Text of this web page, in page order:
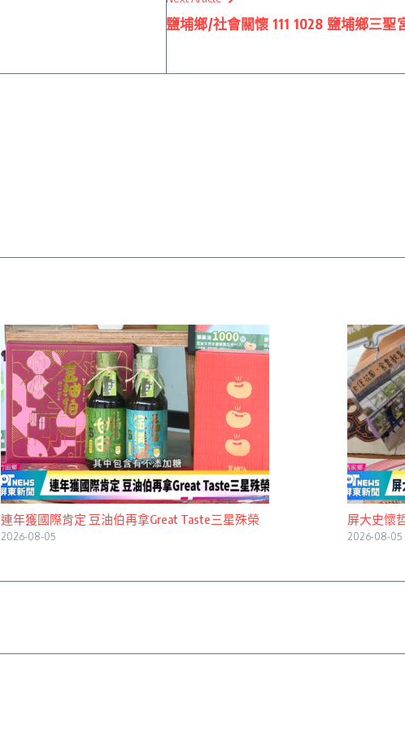
鹽埔鄉/社會關懷 111 1028 鹽埔鄉三
連年獲國際肯定 豆油伯再拿Great Taste三星殊榮
2026-08-05
屏大史懷
2026-08-05